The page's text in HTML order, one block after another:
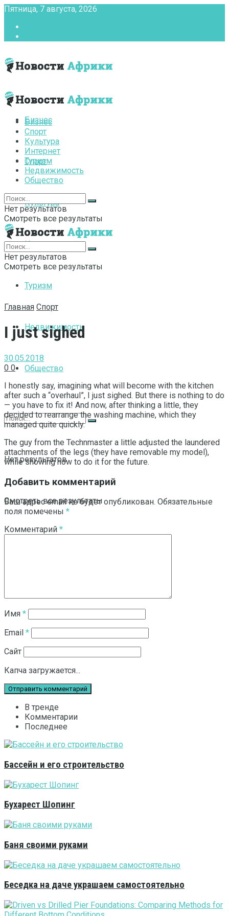
Пятница, 7 августа, 2026
Бизнес
Спорт
Культура
Интернет
Туризм
Недвижимость
Общество
Нет результатов
Смотреть все результаты
Бизнес
Спорт
Культура
Интернет
Туризм
Недвижимость
Общество
Нет результатов
Смотреть все результаты
Нет результатов
Смотреть все результаты
Главная Спорт
I just sighed
30.05.2018
0 0
I honestly say, imagining what will become with the kitchen
after such a “overhaul”, I just sighed. But there is nothing to do
— you have to fix it! And now, after thinking a little, they
decided to rearrange the washing machine, which they
managed quite quickly.
The guy from the Technmaster a little adjusted the laundered
attachments of the legs (they have removable my model),
while showing how to do it for the future.
Добавить комментарий
Ваш адрес email не будет опубликован. Обязательные
поля помечены *
Комментарий *
Имя *
Email *
Сайт
Капча загружается...
В тренде
Комментарии
Последнее
Бассейн и его строительство
Бухарест Шопинг
Баня своими руками
Беседка на даче украшаем самостоятельно